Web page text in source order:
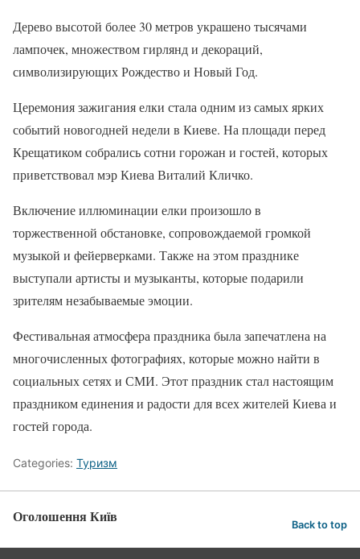
Дерево высотой более 30 метров украшено тысячами
лампочек, множеством гирлянд и декораций,
символизирующих Рождество и Новый Год.
Церемония зажигания елки стала одним из самых ярких
событий новогодней недели в Киеве. На площади перед
Крещатиком собрались сотни горожан и гостей, которых
приветствовал мэр Киева Виталий Кличко.
Включение иллюминации елки произошло в
торжественной обстановке, сопровождаемой громкой
музыкой и фейерверками. Также на этом празднике
выступали артисты и музыканты, которые подарили
зрителям незабываемые эмоции.
Фестивальная атмосфера праздника была запечатлена на
многочисленных фотографиях, которые можно найти в
социальных сетях и СМИ. Этот праздник стал настоящим
праздником единения и радости для всех жителей Киева и
гостей города.
Categories: Туризм
Оголошення Київ Back to top